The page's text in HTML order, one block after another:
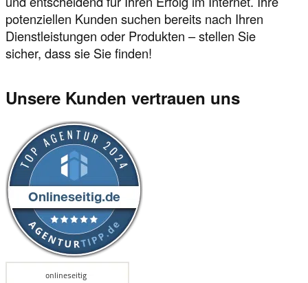
potenziellen Kunden suchen bereits nach Ihren
Dienstleistungen oder Produkten – stellen Sie
sicher, dass sie Sie finden!
Unsere Kunden vertrauen uns